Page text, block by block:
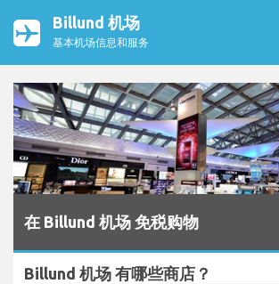
Billund 机场
基本机场信息和服务
在 Billund 机场 免税购物
Billund 机场 有哪些商店？